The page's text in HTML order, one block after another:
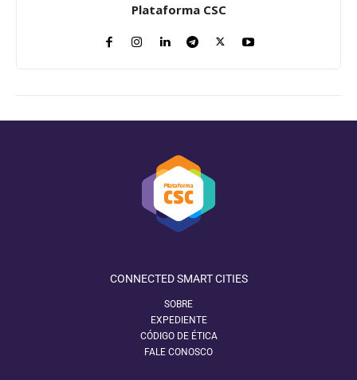
Plataforma CSC
CONNECTED SMART CITIES
SOBRE
EXPEDIENTE
CÓDIGO DE ÉTICA
FALE CONOSCO